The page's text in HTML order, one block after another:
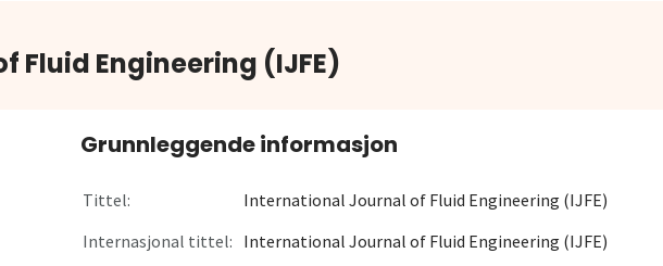
Fluid Engineering (IJFE)
Grunnleggende informasjon
Tittel:
International Journal of Fluid Engineering (IJFE)
Internasjonal tittel: International Journal of Fluid Engineering (IJFE)